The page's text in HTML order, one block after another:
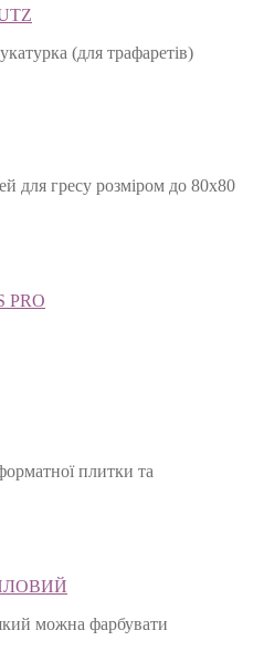
(для трафаретів)
для гресу розміром до 80х80
PRO
плитки та
можна фарбувати